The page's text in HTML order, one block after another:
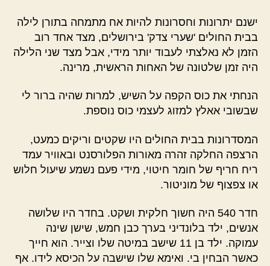
ישנם יתרונות וחסרונות להיות אח מתמחה בתורן לילה
בבית החולים 'שערי צדק' בירושלים, מצד אחד רוב
הזמן לא נאלצתי לעבוד יותר מידי, אבל מצד שני הלילה
היה זמן שלטונה של האחות הראשית, מרינה.
הנחתי את כוס הקפה על השיש, למרות שהיה ברור לי
שבשובי אאלץ למזוג לעצמי כוס נוספת.
המסדרונות בבית החולים היו שקטים וריקים כמעט,
הרצפה החלקה זהרה מאורות הפלורסנט ובאוויר עמד
ריח חריף של חומר חיטוי, מידי פעם נשמע שיעול חלוש
או צפצוף של מוניטור.
חדר 540 היה חשוך חלקית ושקט. בחדר היו שלושה
אנשים, ילד בלונדיני בערך כבן חמש, שישן שינה
עמוקה. ילד בן 11 שישב במיטה שלו וצייר. הוא חייך
כאשר הבחין בי. ואימא שלו שישבה על הכיסא לידו. אף